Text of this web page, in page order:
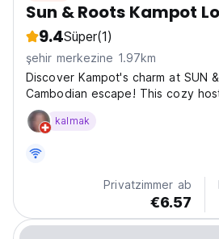
Sun & Roots Kampot
9.4Süper(1)
şehir merkezine 1.97km
Discover Kampot's charm at SUN
Cambodian escape! This cozy
heart of Kampot, offering a
and adventure. With its prime
kalmak
Privatzimmer ab
€6.57